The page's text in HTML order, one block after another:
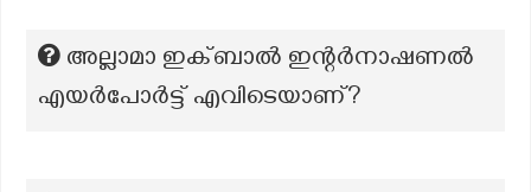
അല്ലാമാ ഇക്‌ബാൽ ഇന്റർനാഷണൽ
എയർപോർട്ട് എവിടെയാണ്?